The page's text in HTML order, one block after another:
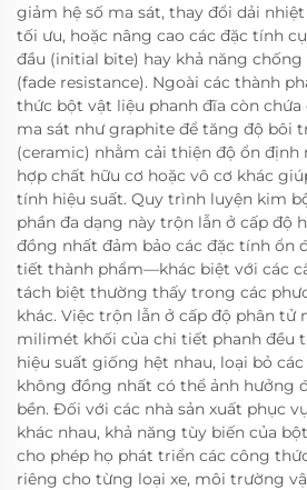
giảm hệ số ma sát, thay đổi dải
tối ưu, hoặc nâng cao các đặc tính
đầu (initial bite) hay khả năng
(fade resistance). Ngoài các thành
thức bột vật liệu phanh đĩa còn
ma sát như graphite để tăng độ bôi
(ceramic) nhằm cải thiện độ ổn định
hợp chất hữu cơ hoặc vô cơ khác
tính hiệu suất. Quy trình luyện kim
phần đa dạng này trộn lẫn ở cấp độ
đồng nhất đảm bảo các đặc tính ổn
tiết thành phẩm—khác biệt với các
tách biệt thường thấy trong các
khác. Việc trộn lẫn ở cấp độ phân tử
milimét khối của chi tiết phanh đều
hiệu suất giống hệt nhau, loại bỏ
không đồng nhất có thể ảnh hưởng
bền. Đối với các nhà sản xuất phục
khác nhau, khả năng tùy biến của
cho phép họ phát triển các công
riêng cho từng loại xe, môi trường